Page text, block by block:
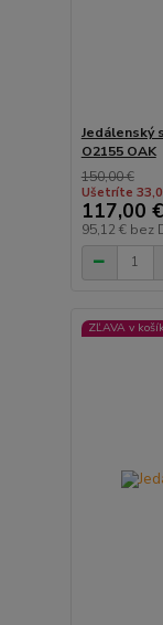
Jedálenský
O2155 OAK
150,00 €
Ušetríte
117,00 €
95,12 € bez
ZĽAVA v